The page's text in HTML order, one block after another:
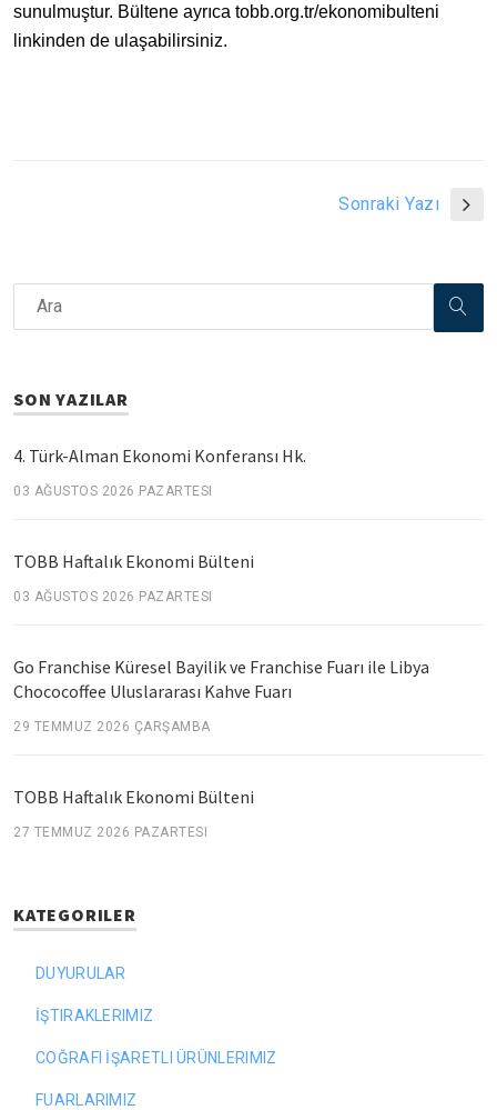
sunulmuştur. Bültene ayrıca tobb.org.tr/ekonomibulteni
linkinden de ulaşabilirsiniz.
Sonraki Yazı
SON YAZILAR
4. Türk-Alman Ekonomi Konferansı Hk.
03 AĞUSTOS 2026 PAZARTESI
TOBB Haftalık Ekonomi Bülteni
03 AĞUSTOS 2026 PAZARTESI
Go Franchise Küresel Bayilik ve Franchise Fuarı ile Libya
Chococoffee Uluslararası Kahve Fuarı
29 TEMMUZ 2026 ÇARŞAMBA
TOBB Haftalık Ekonomi Bülteni
27 TEMMUZ 2026 PAZARTESI
KATEGORILER
DUYURULAR
İŞTIRAKLERIMIZ
COĞRAFI İŞARETLI ÜRÜNLERIMIZ
FUARLARIMIZ